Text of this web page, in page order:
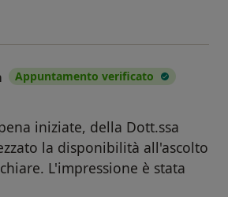
Appuntamento verificato
iniziate, della Dott.ssa
la disponibilità all'ascolto
L'impressione è stata